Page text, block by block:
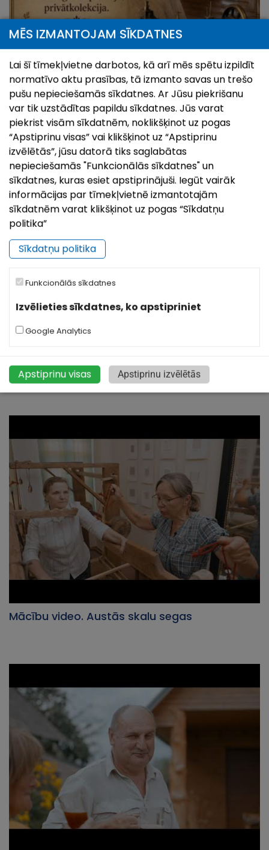
KĀZU TĒRPU STĀSTS EVERSMUIŽĀ
21.Jul, 2026
Video Visi video
kolekcija “Ludzas tautas tērpu stāsts”
Mācību video. Austās skalu segas
MĒS IZMANTOJAM SĪKDATNES
Lai šī tīmekļvietne darbotos, kā arī mēs spētu izpildīt
normatīvo aktu prasības, tā izmanto savas un trešo
pušu nepieciešamās sīkdatnes. Ar Jūsu piekrišanu
var tik uzstādītas papildu sīkdatnes. Jūs varat
piekrist visām sīkdatnēm, noklikšķinot uz pogas
“Apstiprinu visas” vai klikšķinot uz “Apstiprinu
izvēlētās”, jūsu datorā tiks saglabātas
nepieciešamās "Funkcionālās sīkdatnes" un
sīkdatnes, kuras esiet apstiprinājuši. Iegūt vairāk
informācijas par tīmekļvietnē izmantotajām
sīkdatnēm varat klikšķinot uz pogas “Sīkdatņu
politika”
Sīkdatņu politika
Funkcionālās sīkdatnes
Izvēlieties sīkdatnes, ko apstipriniet
Google Analytics
Apstiprinu visas Apstiprinu izvēlētās